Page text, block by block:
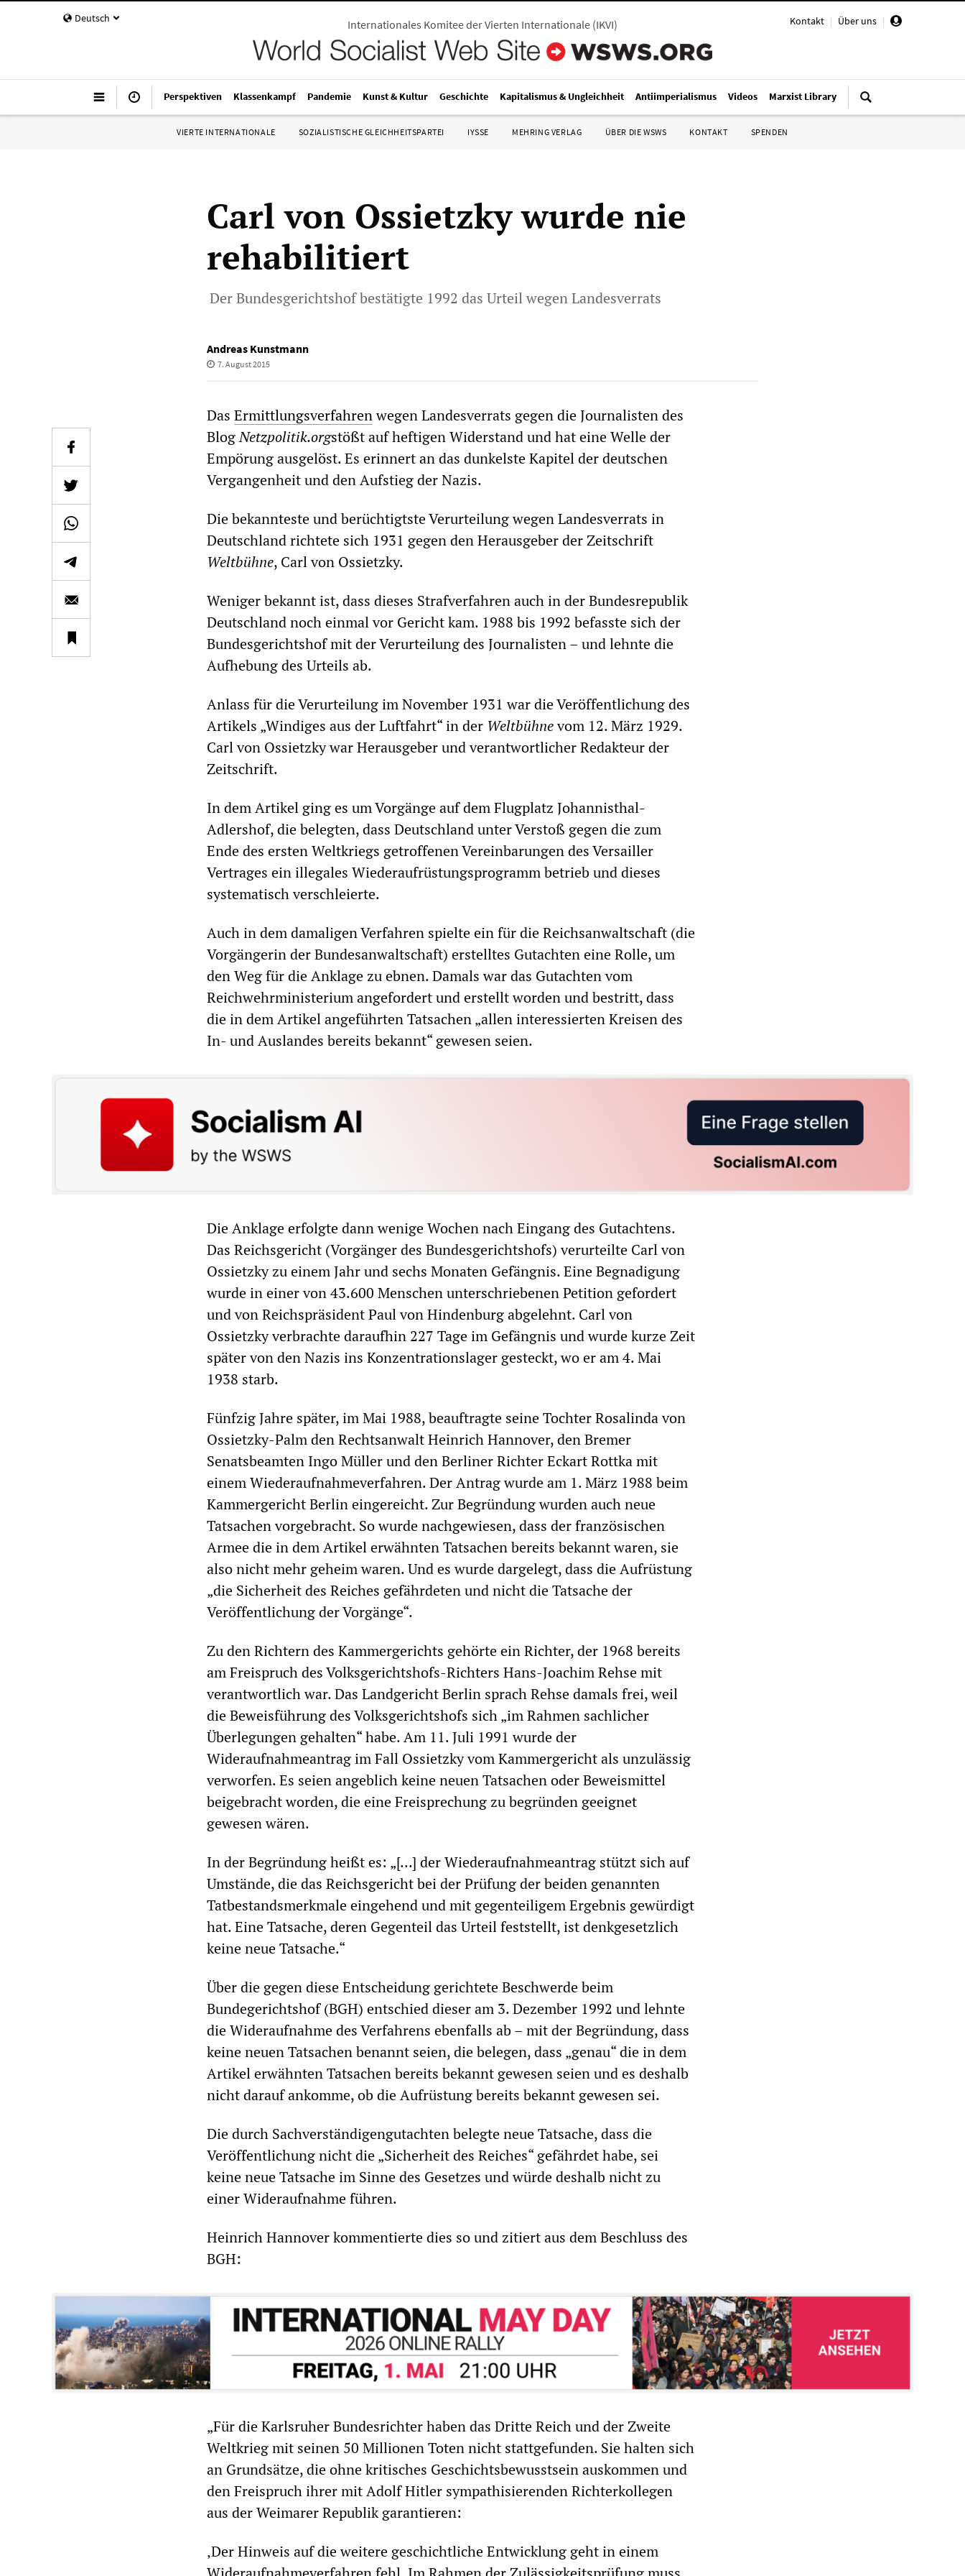
Deutsch Kontakt | Über uns |
Internationales Komitee der Vierten Internationale (IKVI)
Perspektiven Klassenkampf Pandemie Kunst & Kultur Geschichte Kapitalismus & Ungleichheit Antiimperialismus Videos Marxist Library
VIERTE INTERNATIONALE SOZIALISTISCHE GLEICHHEITSPARTEI IYSSE MEHRING VERLAG ÜBER DIE WSWS KONTAKT SPENDEN
Carl von Ossietzky wurde nie
rehabilitiert
Der Bundesgerichtshof bestätigte 1992 das Urteil wegen Landesverrats
Andreas Kunstmann
7. August 2015
Das Ermittlungsverfahrenwegen Landesverrats gegen die Journalisten des
BlogNetzpolitik.orgstößt auf heftigen Widerstand und hat eine Welle der
Empörung ausgelöst. Es erinnert an das dunkelste Kapitel der deutschen
Vergangenheit und den Aufstieg der Nazis.
Die bekannteste und berüchtigtste Verurteilung wegen Landesverrats in
Deutschland richtete sich 1931 gegen den Herausgeber der Zeitschrift
Weltbühne, Carl von Ossietzky.
Weniger bekannt ist, dass dieses Strafverfahren auch in der Bundesrepublik
Deutschland noch einmal vor Gericht kam. 1988 bis 1992 befasste sich der
Bundesgerichtshof mit der Verurteilung des Journalisten – und lehnte die
Aufhebung des Urteils ab.
Anlass für die Verurteilung im November 1931 war die Veröffentlichung des
Artikels „Windiges aus der Luftfahrt“ in der Weltbühnevom 12. März 1929.
Carl von Ossietzky war Herausgeber und verantwortlicher Redakteur der
Zeitschrift.
In dem Artikel ging es um Vorgänge auf dem Flugplatz Johannisthal-
Adlershof, die belegten, dass Deutschland unter Verstoß gegen die zum
Ende des ersten Weltkriegs getroffenen Vereinbarungen des Versailler
Vertrages ein illegales Wiederaufrüstungsprogramm betrieb und dieses
systematisch verschleierte.
Auch in dem damaligen Verfahren spielte ein für die Reichsanwaltschaft (die
Vorgängerin der Bundesanwaltschaft) erstelltes Gutachten eine Rolle, um
den Weg für die Anklage zu ebnen. Damals war das Gutachten vom
Reichwehrministerium angefordert und erstellt worden und bestritt, dass
die in dem Artikel angeführten Tatsachen „allen interessierten Kreisen des
In- und Auslandes bereits bekannt“ gewesen seien.
Die Anklage erfolgte dann wenige Wochen nach Eingang des Gutachtens.
Das Reichsgericht (Vorgänger des Bundesgerichtshofs) verurteilte Carl von
Ossietzky zu einem Jahr und sechs Monaten Gefängnis. Eine Begnadigung
wurde in einer von 43.600 Menschen unterschriebenen Petition gefordert
und von Reichspräsident Paul von Hindenburg abgelehnt. Carl von
Ossietzky verbrachte daraufhin 227 Tage im Gefängnis und wurde kurze Zeit
später von den Nazis ins Konzentrationslager gesteckt, wo er am 4. Mai
1938 starb.
Fünfzig Jahre später, im Mai 1988, beauftragte seine Tochter Rosalinda von
Ossietzky-Palm den Rechtsanwalt Heinrich Hannover, den Bremer
Senatsbeamten Ingo Müller und den Berliner Richter Eckart Rottka mit
einem Wiederaufnahmeverfahren. Der Antrag wurde am 1. März 1988 beim
Kammergericht Berlin eingereicht. Zur Begründung wurden auch neue
Tatsachen vorgebracht. So wurde nachgewiesen, dass der französischen
Armee die in dem Artikel erwähnten Tatsachen bereits bekannt waren, sie
also nicht mehr geheim waren. Und es wurde dargelegt, dass die Aufrüstung
„die Sicherheit des Reiches gefährdeten und nicht die Tatsache der
Veröffentlichung der Vorgänge“.
Zu den Richtern des Kammergerichts gehörte ein Richter, der 1968 bereits
am Freispruch des Volksgerichtshofs-Richters Hans-Joachim Rehse mit
verantwortlich war. Das Landgericht Berlin sprach Rehse damals frei, weil
die Beweisführung des Volksgerichtshofs sich „im Rahmen sachlicher
Überlegungen gehalten“ habe. Am 11. Juli 1991 wurde der
Wideraufnahmeantrag im Fall Ossietzky vom Kammergericht als unzulässig
verworfen. Es seien angeblich keine neuen Tatsachen oder Beweismittel
beigebracht worden, die eine Freisprechung zu begründen geeignet
gewesen wären.
In der Begründung heißt es: „[...] der Wiederaufnahmeantrag stützt sich auf
Umstände, die das Reichsgericht bei der Prüfung der beiden genannten
Tatbestandsmerkmale eingehend und mit gegenteiligem Ergebnis gewürdigt
hat. Eine Tatsache, deren Gegenteil das Urteil feststellt, ist denkgesetzlich
keine neue Tatsache.“
Über die gegen diese Entscheidung gerichtete Beschwerde beim
Bundegerichtshof (BGH) entschied dieser am 3. Dezember 1992 und lehnte
die Wideraufnahme des Verfahrens ebenfalls ab – mit der Begründung, dass
keine neuen Tatsachen benannt seien, die belegen, dass „genau“ die in dem
Artikel erwähnten Tatsachen bereits bekannt gewesen seien und es deshalb
nicht darauf ankomme, ob die Aufrüstung bereits bekannt gewesen sei.
Die durch Sachverständigengutachten belegte neue Tatsache, dass die
Veröffentlichung nicht die „Sicherheit des Reiches“ gefährdet habe, sei
keine neue Tatsache im Sinne des Gesetzes und würde deshalb nicht zu
einer Wideraufnahme führen.
Heinrich Hannover kommentierte dies so und zitiert aus dem Beschluss des
BGH:
„Für die Karlsruher Bundesrichter haben das Dritte Reich und der Zweite
Weltkrieg mit seinen 50 Millionen Toten nicht stattgefunden. Sie halten sich
an Grundsätze, die ohne kritisches Geschichtsbewusstsein auskommen und
den Freispruch ihrer mit Adolf Hitler sympathisierenden Richterkollegen
aus der Weimarer Republik garantieren:
‚Der Hinweis auf die weitere geschichtliche Entwicklung geht in einem